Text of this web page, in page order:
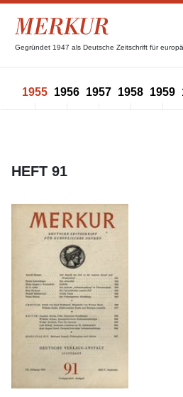
Gegründet 1947 als Deutsche Zeitschrift für
1955 1956 1957 1958 1959
HEFT 91